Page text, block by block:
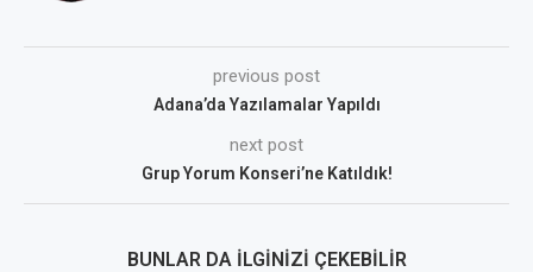
previous post
Adana’da Yazılamalar Yapıldı
next post
Grup Yorum Konseri’ne Katıldık!
BUNLAR DA İLGINIZI ÇEKEBILIR